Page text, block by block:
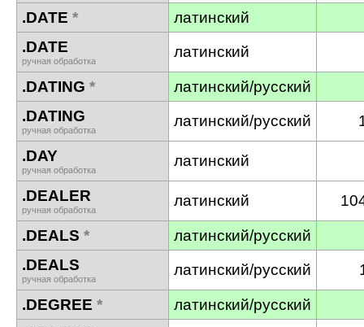
.DATE *
латинский
.DATE
ручная обработка
латинский
.DATING *
латинский/русский
.DATING
ручная обработка
латинский/русский
.DAY
ручная обработка
латинский
.DEALER
ручная обработка
латинский
.DEALS *
латинский/русский
.DEALS
ручная обработка
латинский/русский
.DEGREE *
латинский/русский